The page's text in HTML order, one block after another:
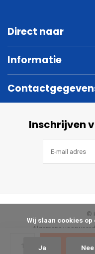
Direct naar
Informatie
Inschrijven
Algemene
©
Ja Nee